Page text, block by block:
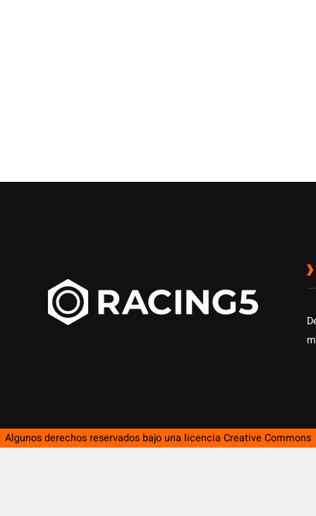
Algunos derechos reservados bajo una licencia Creative Commons